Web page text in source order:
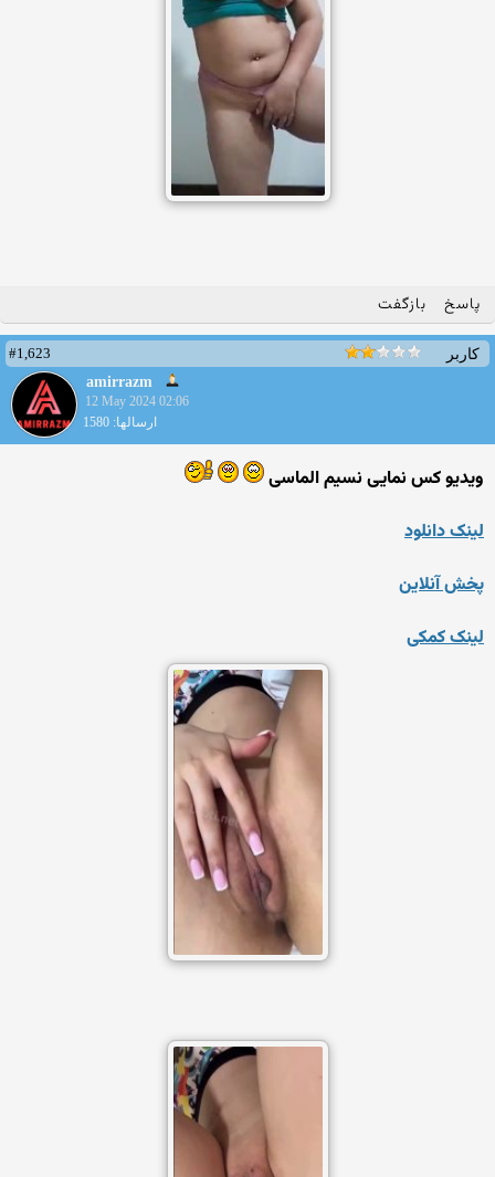
پاسخ بازگفت
کاربر
#1,623
amirrazm
12 May 2024 02:06
ارسالها: 1580
ویدیو کس نمایی نسیم الماسی
لینک دانلود
پخش آنلاین
لینک کمکی